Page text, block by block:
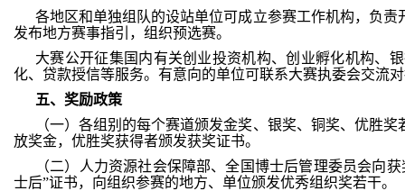
各地区和单独组队的设站单位可成立参赛工作机构，负
发布地方赛事指引，组织预选赛。
大赛公开征集国内有关创业投资机构、创业孵化机构、
化、贷款授信等服务。有意向的单位可联系大赛执委会交流
五、 奖励政策
（一）各组别的每个赛道颁发金奖、银奖、铜奖、优胜
放奖金，优胜奖获得者颁发获奖证书。
（二）人力资源社会保障部、全国博士后管理委员会向
士后”证书，向组织参赛的地方、单位颁发优秀组织奖若干。